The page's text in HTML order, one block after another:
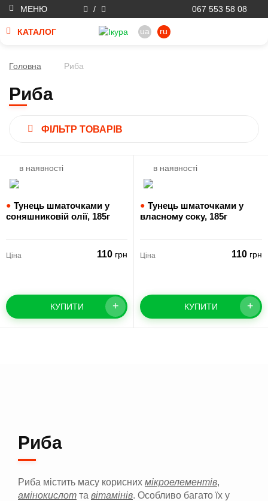
МЕНЮ / 067 553 58 08
ua ru
КАТАЛОГ
Головна Риба
Риба
ФІЛЬТР ТОВАРІВ
в наявності
● Тунець шматочками у
соняшниковій олії, 185г
Ціна 110 грн
+
КУПИТИ
в наявності
● Тунець шматочками у
власному соку, 185г
Ціна 110 грн
+
КУПИТИ
Риба
Риба містить масу корисних мікроелементів,
амінокислот та вітамінів. Особливо багато їх у